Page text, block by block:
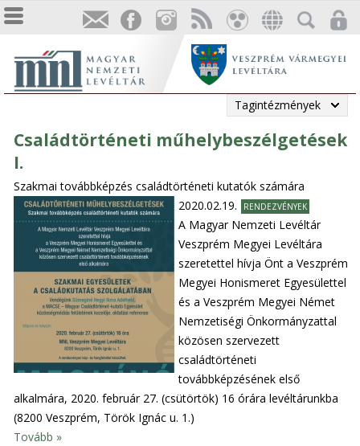
Tagintézmények
Családtörténeti műhelybeszélgetések
I.
Szakmai továbbképzés családtörténeti kutatók számára
2020.02.19.
RENDEZVÉNYEK
A Magyar Nemzeti Levéltár
Veszprém Megyei Levéltára
szeretettel hívja Önt a Veszprém
Megyei Honismeret Egyesülettel
és a Veszprém Megyei Német
Nemzetiségi Önkormányzattal
közösen szervezett
családtörténeti
továbbképzésének első
alkalmára, 2020. február 27. (csütörtök) 16 órára levéltárunkba
(8200 Veszprém, Török Ignác u. 1.)
Tovább »